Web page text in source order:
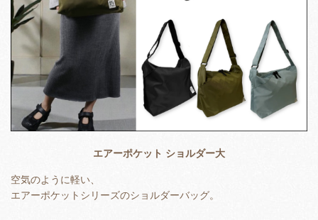
エアーポケット ショルダー大
空気のように軽い、
エアーポケットシリーズのショルダーバッグ。